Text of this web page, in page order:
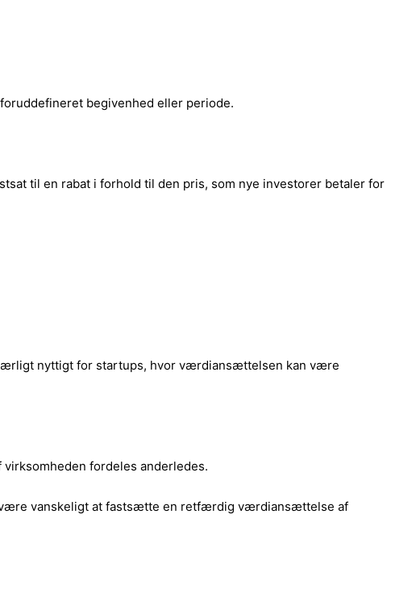
begivenhed eller periode.
til en rabat i forhold til den pris, som nye investorer betaler for
nyttigt for startups, hvor værdiansættelsen kan være
fordeles anderledes.
være vanskeligt at fastsætte en retfærdig værdiansættelse af